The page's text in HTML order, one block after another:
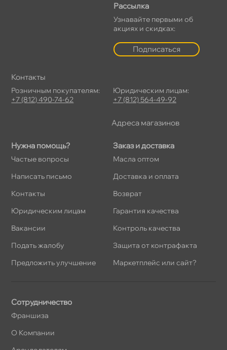
Нужна помощь?
Частые вопросы
Написать письмо
Контакты
Юридическим лицам
акансии
Подать жалобу
Предложить улучшение
Заказ и доставка
Масла оптом
Доставка и оплата
озврат
Гарантия качества
Контроль качества
Защита от контрафакта
Маркетплейс или сайт?
Рассылка
Узнавайте первыми о
акциях и скидках:
Подписаться
Сотрудничество
Франшиза
О Компании
Контакты
Розничным покупателям:
+7 (812) 490-74-62
Юридическим лицам:
+7 (812) 564-49-92
Адреса магазино